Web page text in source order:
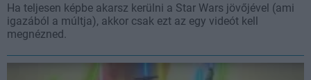
Ha teljesen képbe akarsz kerülni a Star Wars jövőjével (ami
igazából a múltja), akkor csak ezt az egy videót kell
megnézned.